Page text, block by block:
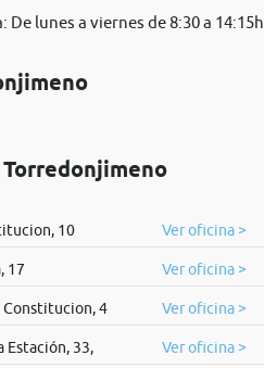
lunes a viernes de 8:30 a 14:15h.
10 Ver oficina >
17 Ver oficina >
Constitucion, 4 Ver oficina >
Estación, 33, Ver oficina >